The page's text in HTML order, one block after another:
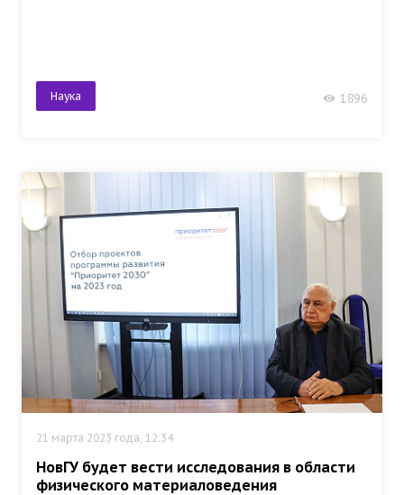
Наука 1896
21 марта 2023 года, 12:34
НовГУ будет вести исследования в области
физического материаловедения